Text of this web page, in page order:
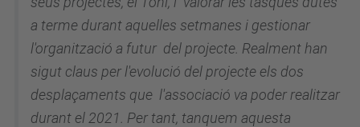
a terme durant aquelles setmanes i gestionar
l'organització a futur del projecte. Realment han
sigut claus per l'evolució del projecte els dos
desplaçaments que l'associació va poder realitzar
durant el 2021. Per tant, tanquem aquesta